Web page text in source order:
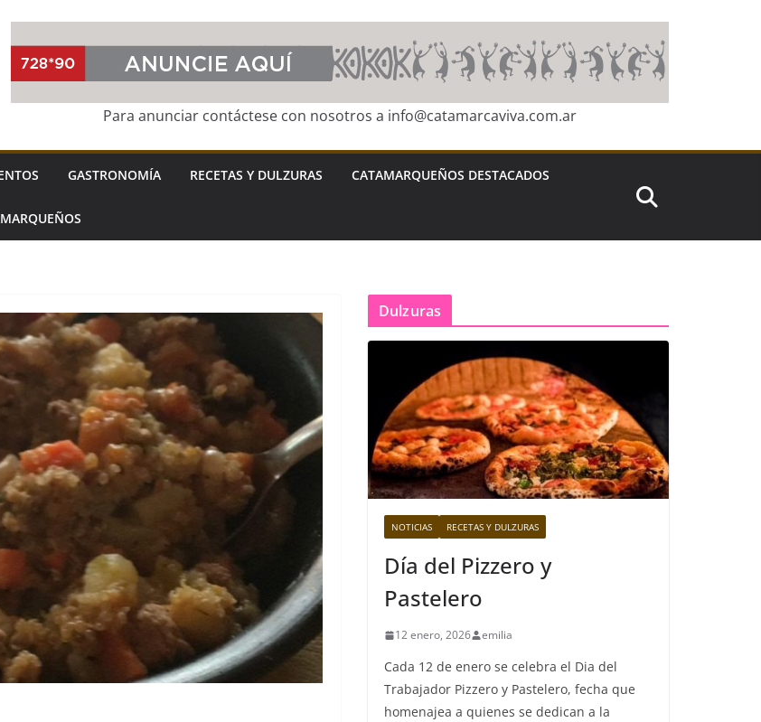
Para anunciar contáctese con nosotros a info@catamarcaviva.com.ar
GASTRONOMÍA RECETAS Y DULZURAS CATAMARQUEÑOS DESTACADOS
Dulzuras
NOTICIAS RECETAS Y DULZURAS
Día del Pizzero y
Pastelero
12 enero, 2026 emilia
Cada 12 de enero se celebra el Dia del
Trabajador Pizzero y Pastelero, fecha que
homenajea a quienes se dedican a la